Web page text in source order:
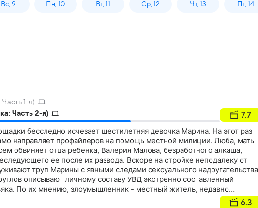
Вс, 9 Пн, 10 Вт, 11 Ср, 12 Чт, 13 Пт, 14
1-я)
Часть 2-я) 7.7
бесследно исчезает шестилетняя девочка Марина. На этот раз
направляет профайлеров на помощь местной милиции. Люба, мать
обвиняет отца ребенка, Валерия Малова, безработного алкаша,
ее после их развода. Вскоре на стройке неподалеку от
труп Марины с явными следами сексуального
описывают личному составу УВД экстренно составленный
По их мнению, злоумышленник - местный житель, недавно
из мест заключения и сидевший за изнасилование или убийство…
6.3